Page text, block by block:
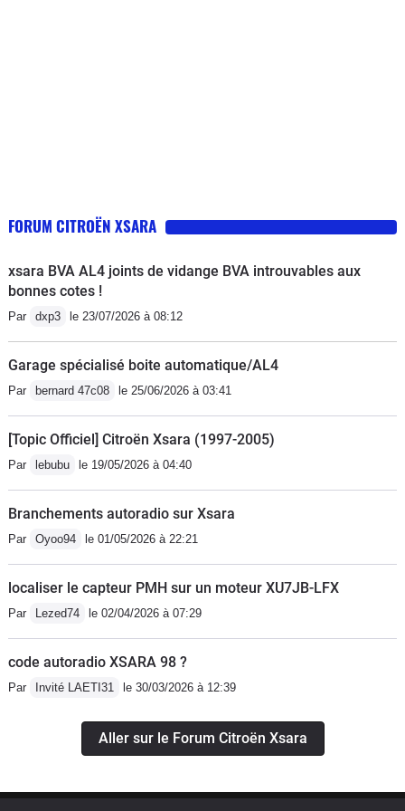
FORUM CITROËN XSARA
xsara BVA AL4 joints de vidange BVA introuvables aux
bonnes cotes !
Par dxp3 le 23/07/2026 à 08:12
Garage spécialisé boite automatique/AL4
Par bernard 47c08 le 25/06/2026 à 03:41
[Topic Officiel] Citroën Xsara (1997-2005)
Par lebubu le 19/05/2026 à 04:40
Branchements autoradio sur Xsara
Par Oyoo94 le 01/05/2026 à 22:21
localiser le capteur PMH sur un moteur XU7JB-LFX
Par Lezed74 le 02/04/2026 à 07:29
code autoradio XSARA 98 ?
Par Invité LAETI31 le 30/03/2026 à 12:39
Aller sur le Forum Citroën Xsara